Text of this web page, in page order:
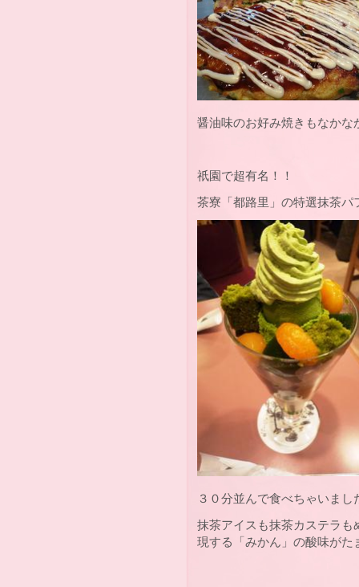
醤油味のお好み焼きもなか
祇園で超有名！！
茶寮「都路里」の特選抹茶パ
３０分並んで食べちゃいまし
抹茶アイスも抹茶カステラ
現する「みかん」の酸味が